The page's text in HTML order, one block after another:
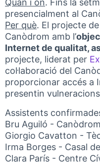
Quan i on. Fins la
presencialment al
Per què. El projecte de
Canòdrom amb l’
Internet de qualitat,
projecte, liderat per
col·laboració del
proporcionar accés a
presentin
Assistents
Bru Aguiló -
Giorgio Cavatton -
Irma Borges - Casal
Clara París - Centre